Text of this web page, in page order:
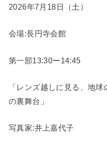
2026年7月18日（土）
会場:長円寺会館
第一部13:30ー14:45
「レンズ越しに見る、地
の裏舞台」
写真家:井上嘉代子